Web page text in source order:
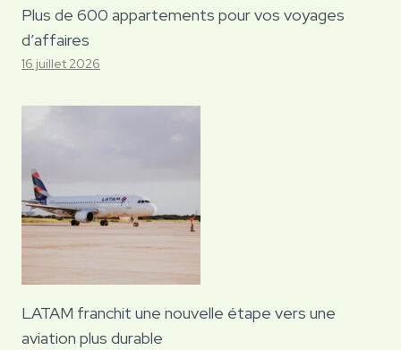
Plus de 600 appartements pour vos voyages
d’affaires
16 juillet 2026
LATAM franchit une nouvelle étape vers une
aviation plus durable